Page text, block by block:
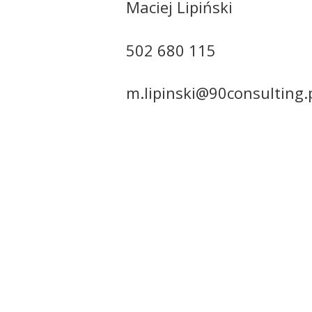
Maciej Lipiński
502 680 115